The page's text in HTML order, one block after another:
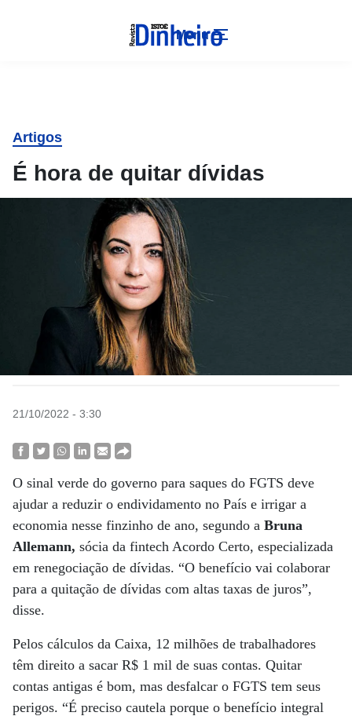
Menu
Artigos
É hora de quitar dívidas
21/10/2022 - 3:30
O sinal verde do governo para saques do FGTS deve
ajudar a reduzir o endividamento no País e irrigar a
economia nesse finzinho de ano, segundo a Bruna
Allemann, sócia da fintech Acordo Certo, especializada
em renegociação de dívidas. “O benefício vai colaborar
para a quitação de dívidas com altas taxas de juros”,
disse.
Pelos cálculos da Caixa, 12 milhões de trabalhadores
têm direito a sacar R$ 1 mil de suas contas. Quitar
contas antigas é bom, mas desfalcar o FGTS tem seus
perigos. “É preciso cautela porque o benefício integral